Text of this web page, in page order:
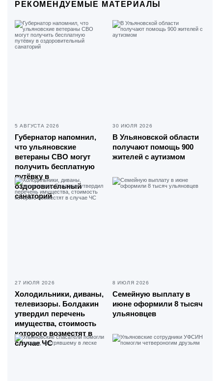
РЕКОМЕНДУЕМЫЕ МАТЕРИАЛЫ
5 АВГУСТА 2026
Губернатор напомнил,
что ульяновские
ветераны СВО могут
получить бесплатную
путёвку в
оздоровительный
санаторий
30 ИЮЛЯ 2026
В Ульяновской области
получают помощь 900
жителей с аутизмом
27 ИЮЛЯ 2026
Холодильники, диваны,
телевизоры. Болдакин
утвердил перечень
имущества, стоимость
которого возместят в
случае ЧС
8 ИЮЛЯ 2026
Семейную выплату в
июне оформили 8 тысяч
ульяновцев